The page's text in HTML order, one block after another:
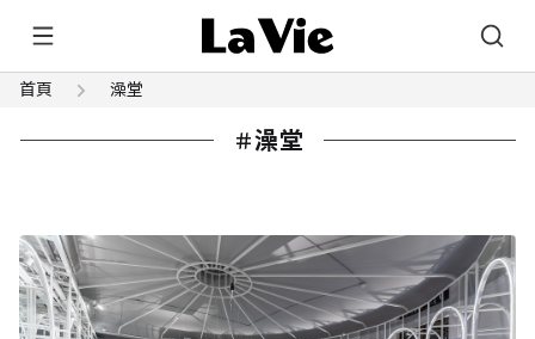
首頁 澡堂
澡堂